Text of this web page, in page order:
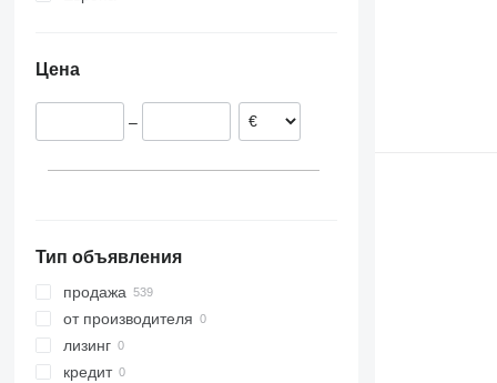
Польша
Португалия
Цена
–
Тип объявления
продажа
от производителя
лизинг
кредит